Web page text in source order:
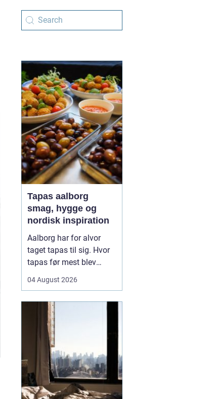
Tapas aalborg
smag, hygge og
nordisk inspiration
Aalborg har for alvor
taget tapas til sig. Hvor
tapas før mest blev
spanske barer, er
fortolket på nye måder
med danske råvarer og
nordiske smage. Mange
vælger tapas til både
hverdag og fest, fordi det
samler...
04 August 2026